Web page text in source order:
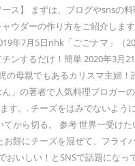
ス】 まずは、ブログやsnsの
ウダーの作り方をご紹介し
年7月5日nhk「ごごナマ」
ンするだけ！簡単 2020年3
の母親でもあるカリスマ主婦
」の著者で人気料理ブロガー
す。. チーズをはみでないよ
から切る。 参考 世界一受け
餅にチーズを混ぜて、フラ
おいしい！とSNSで話題にな